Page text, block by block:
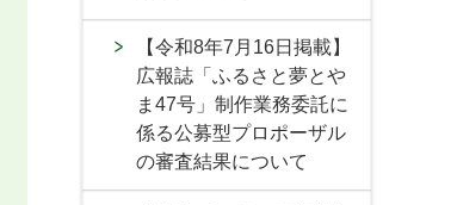
【令和8年7月16日掲載】
広報誌「ふるさと夢とや
ま47号」制作業務委託に
係る公募型プロポーザル
の審査結果について